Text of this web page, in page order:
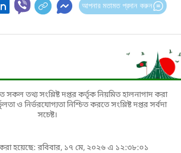
আপনার মতামত প্রদান করুন
সকল তথ্য সংশ্লিষ্ট দপ্তর কর্তৃক নিয়মিত হালনাগাদ করা
ও নির্ভরযোগ্যতা নিশ্চিত করতে সংশ্লিষ্ট দপ্তর সর্বদা
সচেষ্ট।
করা হয়েছে: রবিবার, ১৭ মে, ২০২৬ এ ১২:৩৮:০১